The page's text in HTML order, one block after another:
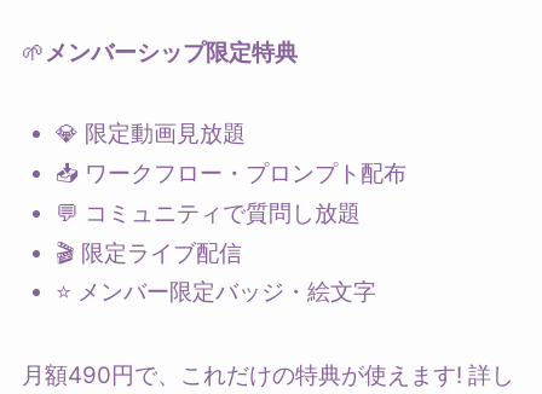
🌱メンバーシップ限定特典
💎 限定動画見放題
📥 ワークフロー・プロンプト配布
💬 コミュニティで質問し放題
🎬 限定ライブ配信
⭐ メンバー限定バッジ・絵文字
月額490円で、これだけの特典が使えます! 詳し